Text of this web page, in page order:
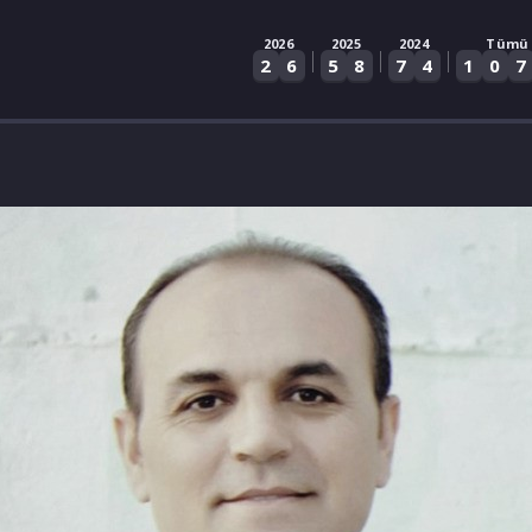
2026
2 6 |
2025
5 8 |
2024
7 4 |
Tümü
1 0 7